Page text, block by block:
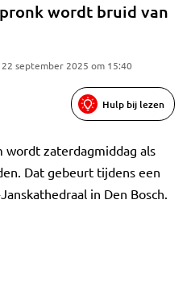
wordt bruid van
september 2025 om 15:40
Hulp bij lezen
wordt zaterdagmiddag als
Dat gebeurt tijdens een
in Den Bosch.